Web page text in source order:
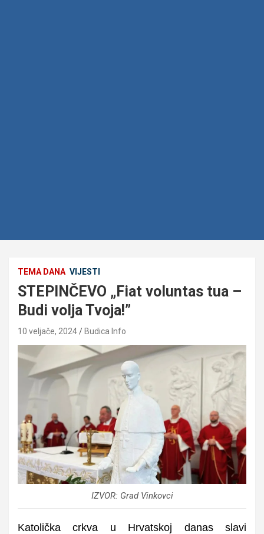
TEMA DANA VIJESTI
STEPINČEVO „Fiat voluntas tua –
Budi volja Tvoja!”
10 veljače, 2024 Budica Info
IZVOR: Grad Vinkovci
Katolička crkva u Hrvatskoj danas slavi